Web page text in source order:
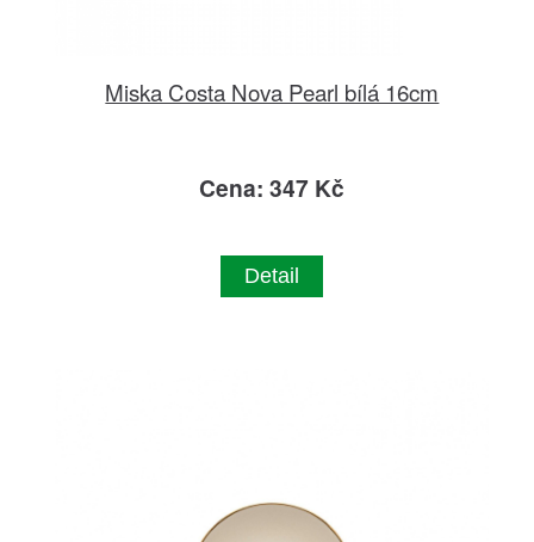
Miska Costa Nova Pearl bílá 16cm
Cena: 347 Kč
Detail